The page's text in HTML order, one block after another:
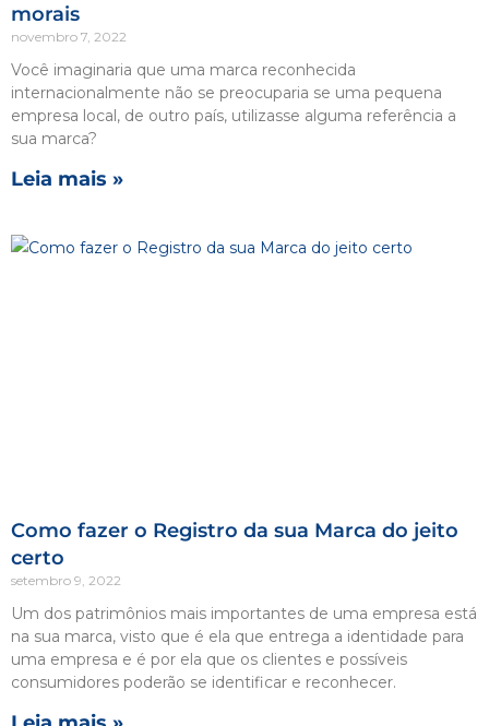
morais
novembro 7, 2022
Você imaginaria que uma marca reconhecida
internacionalmente não se preocuparia se uma pequena
empresa local, de outro país, utilizasse alguma referência a
sua marca?
Leia mais »
Como fazer o Registro da sua Marca do jeito
certo
setembro 9, 2022
Um dos patrimônios mais importantes de uma empresa está
na sua marca, visto que é ela que entrega a identidade para
uma empresa e é por ela que os clientes e possíveis
consumidores poderão se identificar e reconhecer.